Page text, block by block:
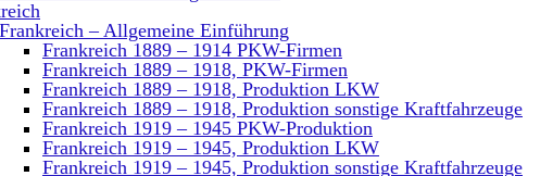
Frankreich – Allgemeine Einführung
Frankreich 1889 – 1914 PKW-Firmen
Frankreich 1889 – 1918, PKW-Firmen
Frankreich 1889 – 1918, Produktion LKW
Frankreich 1889 – 1918, Produktion sonstige Kraftfahrzeuge
Frankreich 1919 – 1945 PKW-Produktion
Frankreich 1919 – 1945, Produktion LKW
Frankreich 1919 – 1945, Produktion sonstige Kraftfahrzeuge